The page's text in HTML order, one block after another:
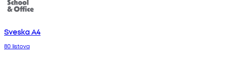
Sveska A4
80 listova